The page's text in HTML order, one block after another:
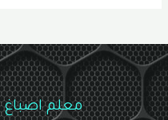
معلم اصباغ